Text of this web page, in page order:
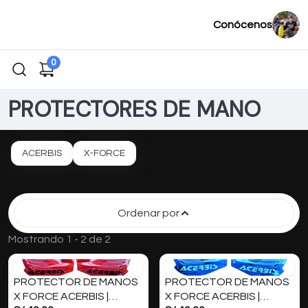
Conócenos
0
PROTECTORES DE MANO
ACERBIS X-FORCE
Mostrando 1 - 2 de 2
Ordenar por
PROTECTOR DE MANOS
X FORCE ACERBIS |
PROTECTOR DE MANOS
X FORCE ACERBIS |